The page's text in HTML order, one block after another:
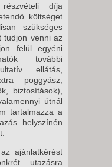
díja
költséget
szükséges
tudjon venni az
felül egyéni
további
ellátás,
poggyász,
biztosítások),
útnál
tartalmazza a
helyszínén
ajánlatkérést
utazásra